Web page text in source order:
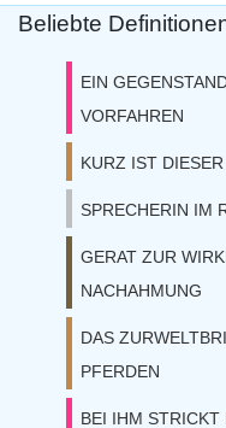
Beliebte
EIN
VORFAHREN
KURZ IST
SPRECHERIN IM
GERAT ZUR
NACHAHMUNG
DAS
PFERDEN
BEI IHM STRICKT